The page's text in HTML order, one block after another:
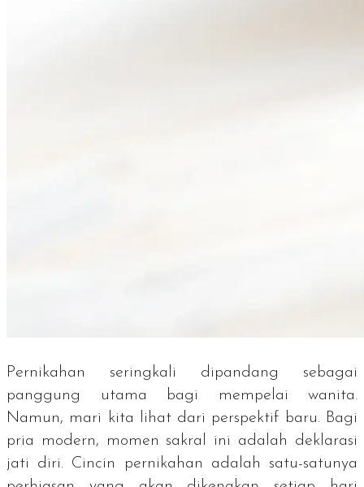
Pernikahan seringkali dipandang sebagai
panggung utama bagi mempelai wanita.
Namun, mari kita lihat dari perspektif baru. Bagi
pria modern, momen sakral ini adalah deklarasi
jati diri. Cincin pernikahan adalah satu-satunya